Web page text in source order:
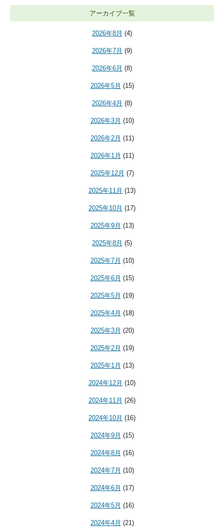
アーカイブ一覧
2026年8月 (4)
2026年7月 (9)
2026年6月 (8)
2026年5月 (15)
2026年4月 (8)
2026年3月 (10)
2026年2月 (11)
2026年1月 (11)
2025年12月 (7)
2025年11月 (13)
2025年10月 (17)
2025年9月 (13)
2025年8月 (5)
2025年7月 (10)
2025年6月 (15)
2025年5月 (19)
2025年4月 (18)
2025年3月 (20)
2025年2月 (19)
2025年1月 (13)
2024年12月 (10)
2024年11月 (26)
2024年10月 (16)
2024年9月 (15)
2024年8月 (16)
2024年7月 (10)
2024年6月 (17)
2024年5月 (16)
2024年4月 (21)